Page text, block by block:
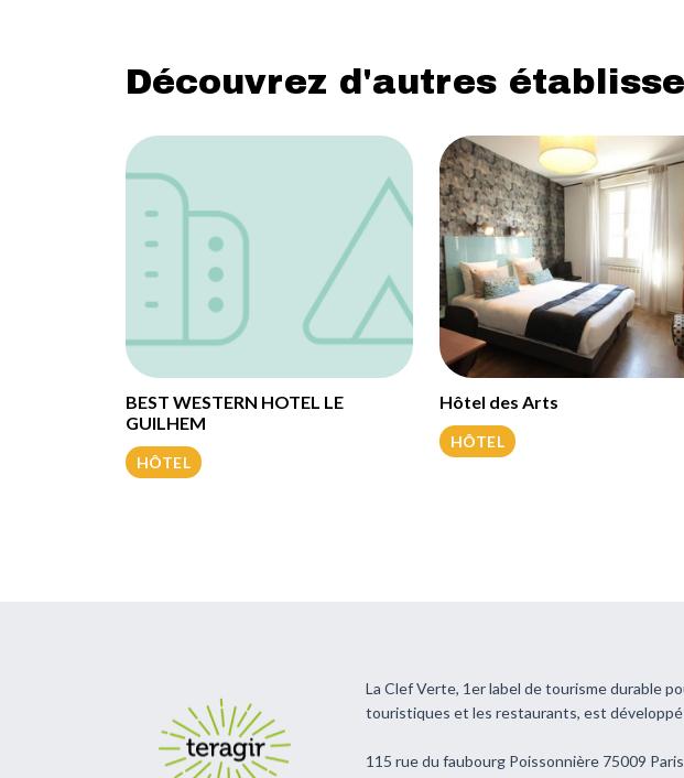
Découvrez d'autres
BEST WESTERN HOTEL LE
GUILHEM
HÔTEL
Hôtel des Arts
HÔTEL
La Clef Verte, 1er label de tourisme durable
touristiques et les restaurants, est développé
115 rue du faubourg Poissonnière 75009 Paris